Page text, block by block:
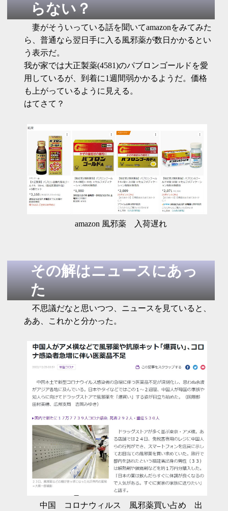
らない？
妻がそういっている話を聞いてamazonをみてみた
ら、普通なら翌日手に入る風邪薬が数日かかるとい
う表示だ。
我が家では大正製薬(4581)のパブロンゴールドを愛
用しているが、到着に1週間弱かかるようだ。価格
も上がっているように見える。
はてさて？
amazon 風邪薬 入荷遅れ
その解はニュースにあっ
た
不思議だなと思いつつ、ニュースを見ていると、
ああ、これかと分かった。
中国 コロナウィルス 風邪薬買い占め 出